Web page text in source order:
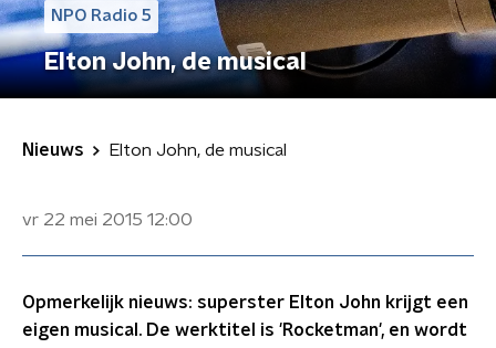
NPO Radio 5
Elton John, de musical
Nieuws Elton John, de musical
vr 22 mei 2015 12:00
Opmerkelijk nieuws: superster Elton John krijgt een
eigen musical. De werktitel is 'Rocketman', en wordt